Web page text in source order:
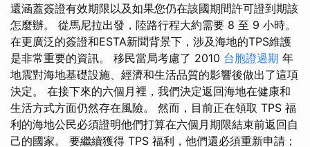
還涵蓋簽證有效期限以及如果您仍在該國期間許可證到期該
怎麼辦。 從馬尼拉出發，陸路行程大約需要 8 至 9 小時。
在更廣泛的簽證和ESTA新聞背景下，涉及海地的TPS維護
是非常重要的資訊。 移民當局考慮了 2010 台胞證過期 年
地震對海地基礎設施、經濟和生活品質的影響後做出了這項
決定。 在接下來的六個月裡，我們決定返回海地在健康和
生活方式方面仍然存在風險。 然而，目前正在領取 TPS 福
利的海地公民必須證明他們打算在六個月期限結束前返回自
己的國家。 要繼續獲得 TPS 福利，他們還必須重新申請；